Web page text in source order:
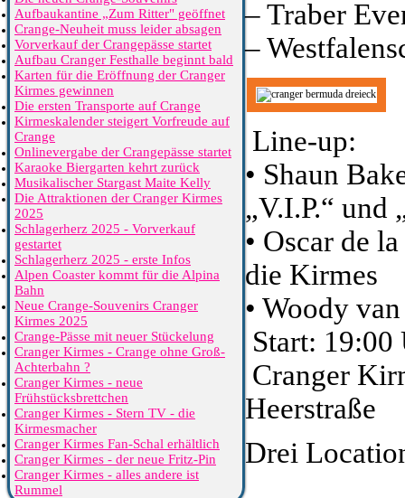
– Traber
–
Line-up:
• Shaun
„V.I.P.“ und
• Oscar de
die Kirmes
• Woody
Start: 19:00
Cranger
Heerstraße
Drei
Aufbaukantine „Zum Ritter" geöffnet
Crange-Neuheit muss leider absagen
Vorverkauf der Crangepässe startet
Aufbau Cranger Festhalle beginnt bald
Karten für die Eröffnung der Cranger
Kirmes gewinnen
Die ersten Transporte auf Crange
Kirmeskalender steigert Vorfreude auf
Crange
Onlinevergabe der Crangepässe startet
Karaoke Biergarten kehrt zurück
Musikalischer Stargast Maite Kelly
Die Attraktionen der Cranger Kirmes
2025
Schlagerherz 2025 - Vorverkauf
gestartet
Schlagerherz 2025 - erste Infos
Alpen Coaster kommt für die Alpina
Bahn
Neue Crange-Souvenirs Cranger
Kirmes 2025
Crange-Pässe mit neuer Stückelung
Cranger Kirmes - Crange ohne Groß-
Achterbahn ?
Cranger Kirmes - neue
Frühstücksbrettchen
Cranger Kirmes - Stern TV - die
Kirmesmacher
Cranger Kirmes Fan-Schal erhältlich
Cranger Kirmes - der neue Fritz-Pin
Cranger Kirmes - alles andere ist
Rummel